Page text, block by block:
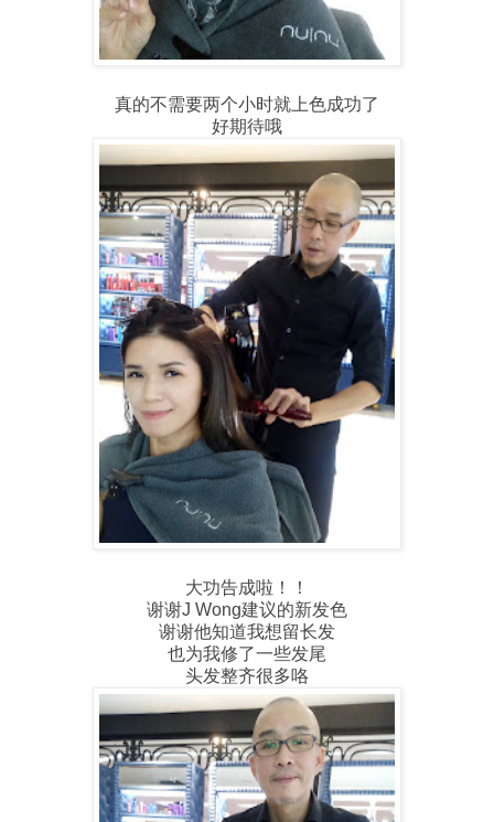
真的不需要两个小时就上色成功了
好期待哦
大功告成啦！！
谢谢J Wong建议的新发色
谢谢他知道我想留长发
也为我修了一些发尾
头发整齐很多咯